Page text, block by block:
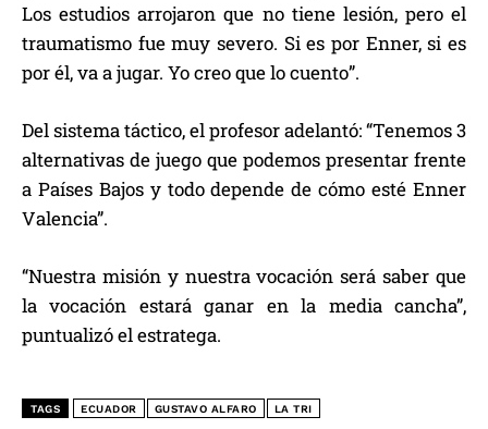
Los estudios arrojaron que no tiene lesión, pero el
traumatismo fue muy severo. Si es por Enner, si es
por él, va a jugar. Yo creo que lo cuento”.
Del sistema táctico, el profesor adelantó: “Tenemos 3
alternativas de juego que podemos presentar frente
a Países Bajos y todo depende de cómo esté Enner
Valencia”.
“Nuestra misión y nuestra vocación será saber que
la vocación estará ganar en la media cancha”,
puntualizó el estratega.
TAGS ECUADOR GUSTAVO ALFARO LA TRI